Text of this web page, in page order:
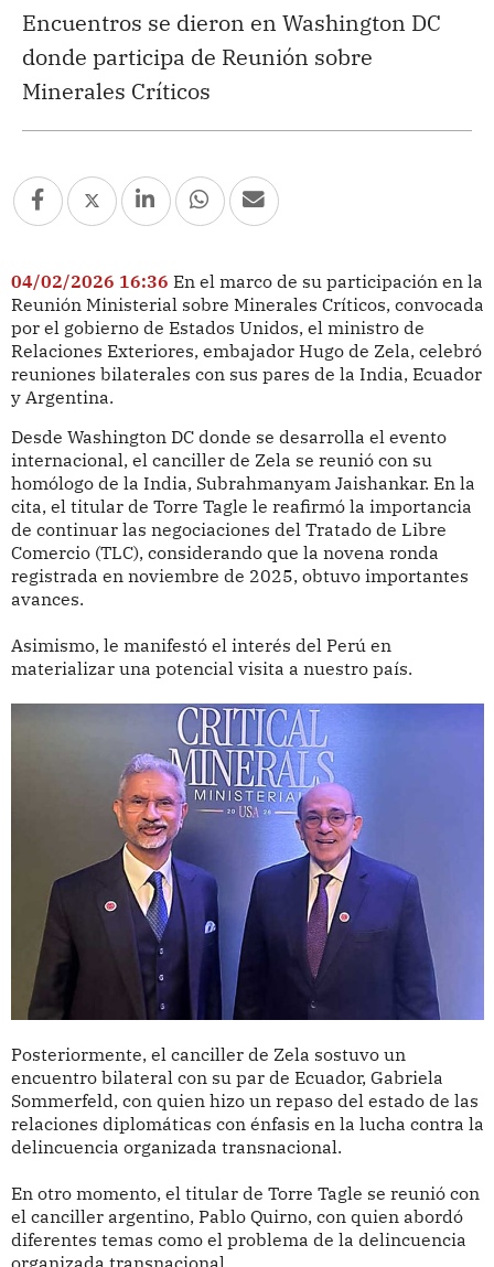
Encuentros se dieron en Washington DC
donde participa de Reunión sobre
Minerales Críticos
04/02/2026 16:36 En el marco de su participación en la
Reunión Ministerial sobre Minerales Críticos, convocada
por el gobierno de Estados Unidos, el ministro de
Relaciones Exteriores, embajador Hugo de Zela, celebró
reuniones bilaterales con sus pares de la India, Ecuador
y Argentina.
Desde Washington DC donde se desarrolla el evento
internacional, el canciller de Zela se reunió con su
homólogo de la India, Subrahmanyam Jaishankar. En la
cita, el titular de Torre Tagle le reafirmó la importancia
de continuar las negociaciones del Tratado de Libre
Comercio (TLC), considerando que la novena ronda
registrada en noviembre de 2025, obtuvo importantes
avances.
Asimismo, le manifestó el interés del Perú en
materializar una potencial visita a nuestro país.
Posteriormente, el canciller de Zela sostuvo un
encuentro bilateral con su par de Ecuador, Gabriela
Sommerfeld, con quien hizo un repaso del estado de las
relaciones diplomáticas con énfasis en la lucha contra la
delincuencia organizada transnacional.
En otro momento, el titular de Torre Tagle se reunió con
el canciller argentino, Pablo Quirno, con quien abordó
diferentes temas como el problema de la delincuencia
organizada transnacional.